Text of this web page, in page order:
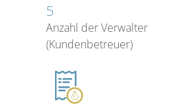
5
Anzahl der Verwalter
(Kundenbetreuer)